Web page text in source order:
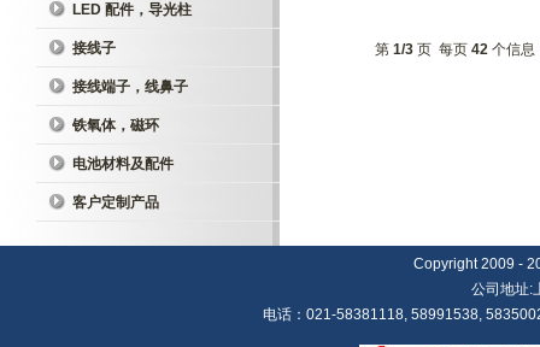
LED 配件，导光柱
接线子
接线端子，线鼻子
铁氧体，磁环
电池材料及配件
客户定制产品
第 1/3 页 每页 42个信
Copyright 2009 -
公司地址:
电话：021-58381118, 58991538,